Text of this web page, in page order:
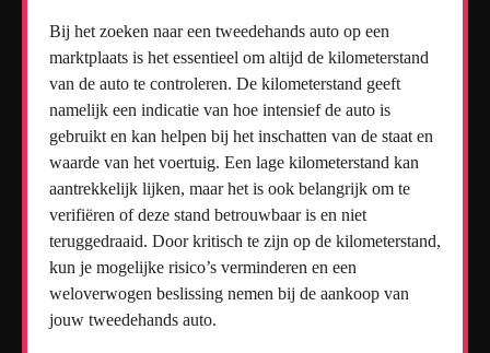
Bij het zoeken naar een tweedehands auto op een
marktplaats is het essentieel om altijd de kilometerstand
van de auto te controleren. De kilometerstand geeft
namelijk een indicatie van hoe intensief de auto is
gebruikt en kan helpen bij het inschatten van de staat en
waarde van het voertuig. Een lage kilometerstand kan
aantrekkelijk lijken, maar het is ook belangrijk om te
verifiëren of deze stand betrouwbaar is en niet
teruggedraaid. Door kritisch te zijn op de kilometerstand,
kun je mogelijke risico’s verminderen en een
weloverwogen beslissing nemen bij de aankoop van
jouw tweedehands auto.